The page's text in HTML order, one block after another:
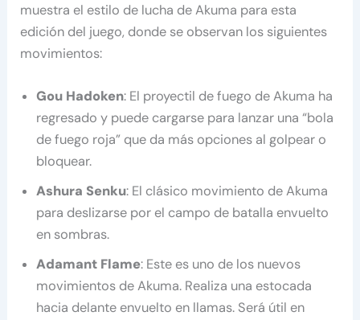
muestra el estilo de lucha de Akuma para esta
edición del juego, donde se observan los siguientes
movimientos:
Gou Hadoken: El proyectil de fuego de Akuma ha
regresado y puede cargarse para lanzar una “bola
de fuego roja” que da más opciones al golpear o
bloquear.
Ashura Senku: El clásico movimiento de Akuma
para deslizarse por el campo de batalla envuelto
en sombras.
Adamant Flame: Este es uno de los nuevos
movimientos de Akuma. Realiza una estocada
hacia delante envuelto en llamas. Será útil en